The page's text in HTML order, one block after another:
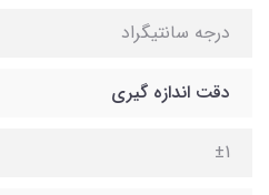
درجه سانتیگراد
دقت اندازه گیری
±1